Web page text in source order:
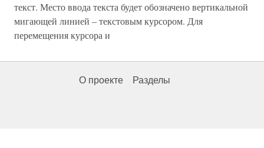
текст. Место ввода текста будет обозначено вертикальной
мигающей линией – текстовым курсором. Для
перемещения курсора и
О проекте Разделы